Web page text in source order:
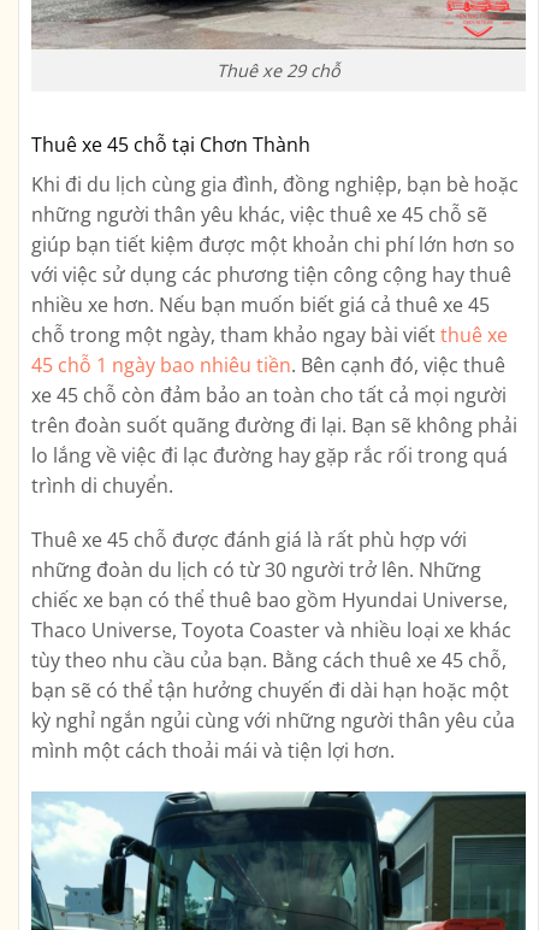
Thuê xe 29 chỗ
Thuê xe 45 chỗ tại Chơn Thành
Khi đi du lịch cùng gia đình, đồng nghiệp, bạn bè hoặc
những người thân yêu khác, việc thuê xe 45 chỗ sẽ
giúp bạn tiết kiệm được một khoản chi phí lớn hơn so
với việc sử dụng các phương tiện công cộng hay thuê
nhiều xe hơn. Nếu bạn muốn biết giá cả thuê xe 45
chỗ trong một ngày, tham khảo ngay bài viếtthuê xe
45 chỗ 1 ngày bao nhiêu tiền. Bên cạnh đó, việc thuê
xe 45 chỗ còn đảm bảo an toàn cho tất cả mọi người
trên đoàn suốt quãng đường đi lại. Bạn sẽ không phải
lo lắng về việc đi lạc đường hay gặp rắc rối trong quá
trình di chuyển.
Thuê xe 45 chỗ được đánh giá là rất phù hợp với
những đoàn du lịch có từ 30 người trở lên. Những
chiếc xe bạn có thể thuê bao gồm Hyundai Universe,
Thaco Universe, Toyota Coaster và nhiều loại xe khác
tùy theo nhu cầu của bạn. Bằng cách thuê xe 45 chỗ,
bạn sẽ có thể tận hưởng chuyến đi dài hạn hoặc một
kỳ nghỉ ngắn ngủi cùng với những người thân yêu của
mình một cách thoải mái và tiện lợi hơn.